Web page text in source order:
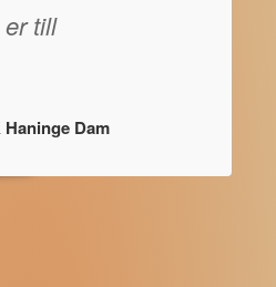
till
Haninge Dam